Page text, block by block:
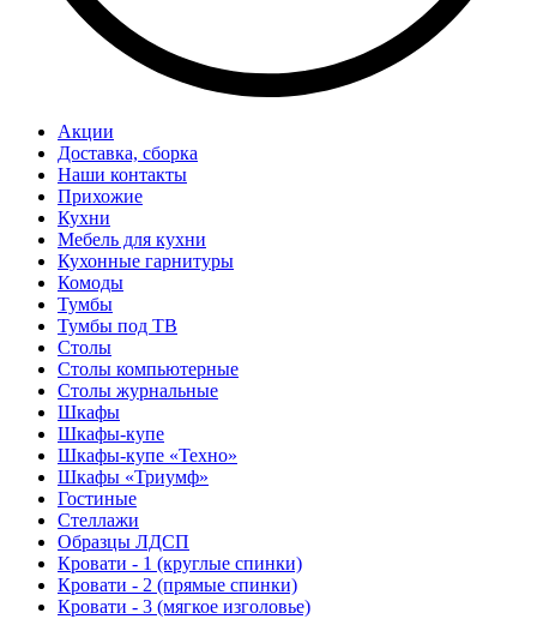
Акции
Доставка, сборка
Наши контакты
Прихожие
Кухни
Мебель для кухни
Кухонные гарнитуры
Комоды
Тумбы
Тумбы под ТВ
Столы
Столы компьютерные
Столы журнальные
Шкафы
Шкафы-купе
Шкафы-купе «Техно»
Шкафы «Триумф»
Гостиные
Стеллажи
Образцы ЛДСП
Кровати - 1 (круглые спинки)
Кровати - 2 (прямые спинки)
Кровати - 3 (мягкое изголовье)